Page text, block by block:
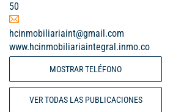
50
hcinmobiliariaint@gmail.com
www.hcinmobiliariaintegral.inmo.co
MOSTRAR TELÉFONO
VER TODAS LAS PUBLICACIONES